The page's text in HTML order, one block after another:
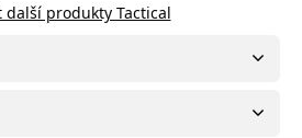
další produkty Tactical